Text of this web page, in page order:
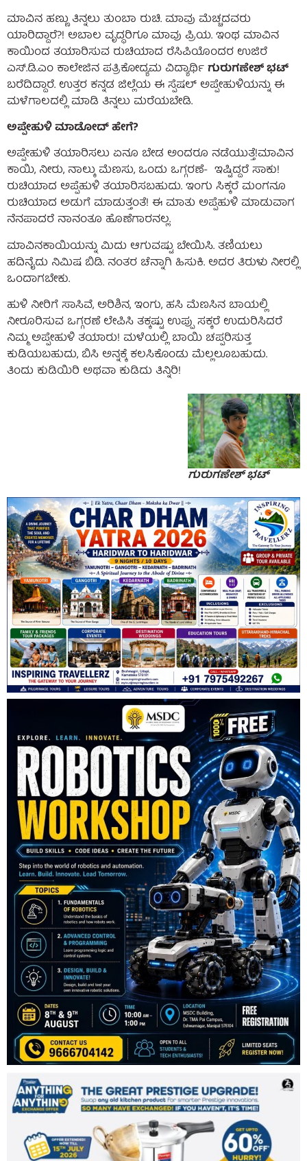
ಮಾವಿನ ಹಣ್ಣು ತಿನ್ನಲು ತುಂಬಾ ರುಚಿ.‌ ಮಾವು ಮೆಚ್ಚದವರು
ಯಾರಿದ್ದಾರೆ?! ಅಬಾಲ ವೃದ್ಧರಿಗೂ ಮಾವು ಪ್ರಿಯ. ಇಂಥ ಮಾವಿನ
ಕಾಯಿಂದ ತಯಾರಿಸುವ ರುಚಿಯಾದ ರೆಸಿಪಿಯೊಂದರ ಉಜಿರೆ
ಎಸ್.ಡಿ.ಎಂ ಕಾಲೇಜಿನ ಪತ್ರಿಕೋದ್ಯಮ ವಿದ್ಯಾರ್ಥಿಗುರುಗಣೇಶ್ ಭಟ್
ಬರೆದಿದ್ದಾರೆ. ಉತ್ತರ ಕನ್ನಡ ಜಿಲ್ಲೆಯ ಈ ಸ್ಪೆಷಲ್ ಅಪ್ಪೇಹುಳಿಯನ್ನು ಈ
ಮಳೆಗಾಲದಲ್ಲಿ ಮಾಡಿ ತಿನ್ನಲು ಮರೆಯಬೇಡಿ.
ಅಪ್ಪೇಹುಳಿ ಮಾಡೋದ್ ಹೇಗೆ?
ಅಪ್ಪೇಹುಳಿ ತಯಾರಿಸಲು ಏನೂ ಬೇಡ ಅಂದರೂ ನಡೆಯುತ್ತೆ!ಮಾವಿನ
ಕಾಯಿ, ನೀರು, ನಾಲ್ಕು ಮೆಣಸು, ಒಂದು ಒಗ್ಗರಣೆ- ಇಷ್ಟಿದ್ದರೆ ಸಾಕು!
ರುಚಿಯಾದ ಅಪ್ಪೆಹುಳಿ ತಯಾರಿಸಬಹುದು. ಇಂಗು ಸಿಕ್ಕರೆ ಮಂಗನೂ
ರುಚಿಯಾದ ಅಡುಗೆ ಮಾಡುತ್ತಂತೆ! ಈ ಮಾತು ಅಪ್ಪೆಹುಳಿ ಮಾಡುವಾಗ
ನೆನಪಾದರೆ ನಾನಂತೂ ಹೊಣೆಗಾರನಲ್ಲ.
ಮಾವಿನಕಾಯಿಯನ್ನು ಮಿದು ಆಗುವಷ್ಟು ಬೇಯಿಸಿ. ತಣಿಯಲು
ಹದಿನೈದು ನಿಮಿಷ ಬಿಡಿ. ನಂತರ ಚೆನ್ನಾಗಿ ಹಿಸುಕಿ. ಅದರ ತಿರುಳು ನೀರಲ್ಲಿ
ಒಂದಾಗಬೇಕು.
ಹುಳಿ ನೀರಿಗೆ ಸಾಸಿವೆ, ಅರಿಶಿನ, ಇಂಗು, ಹಸಿ ಮೆಣಸಿನ ಬಾಯಲ್ಲಿ
ನೀರೂರಿಸುವ ಒಗ್ಗರಣೆ ಲೇಪಿಸಿ ತಕ್ಕಷ್ಟು ಉಪ್ಪು ಸಕ್ಕರೆ ಉದುರಿಸಿದರೆ
ನಿಮ್ಮ ಅಪ್ಪೇಹುಳಿ ತಯಾರು! ಮಳೆಯಲ್ಲಿ ಬಾಯಿ ಚಪ್ಪರಿಸುತ್ತ
ಕುಡಿಯಬಹುದು, ಬಿಸಿ ಅನ್ನಕ್ಕೆ ಕಲಸಿಕೊಂಡು ಮೆಲ್ಲಲೂಬಹುದು.
ತಿಂದು ಕುಡಿಯಿರಿ ಅಥವಾ ಕುಡಿದು ತಿನ್ನಿರಿ!
ಗುರುಗಣೇಶ್ ಭಟ್